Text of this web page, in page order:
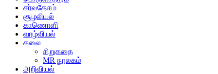
சர்வதேசம்
சூழலியல்
காணொளி
வாழ்வியல்
கலை
சிறுகதை
MR நூலகம்
அறிவியல்